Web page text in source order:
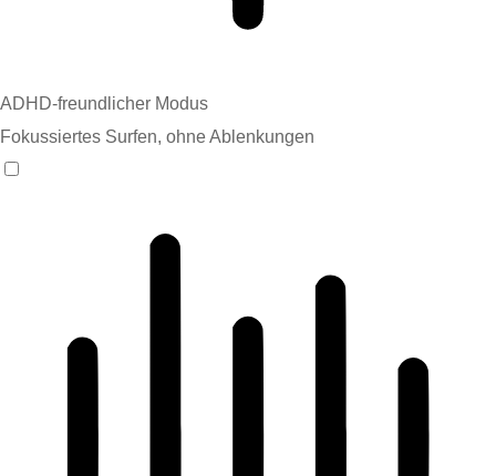
ADHD-freundlicher Modus
Fokussiertes Surfen, ohne Ablenkungen